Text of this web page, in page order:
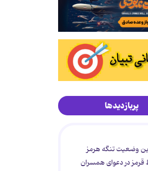
پربازدیدها
وضعیت تنگه هرمز